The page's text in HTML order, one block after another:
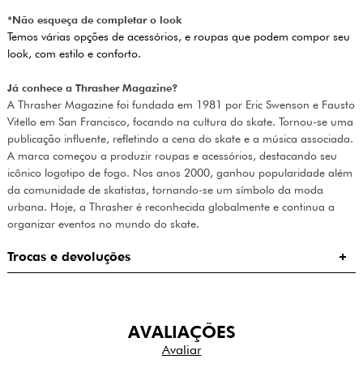
*Não esqueça de completar o look
Temos várias opções de acessórios, e roupas que podem compor seu
look, com estilo e conforto.
Já conhece a Thrasher Magazine?
A Thrasher Magazine foi fundada em 1981 por Eric Swenson e Fausto
Vitello em San Francisco, focando na cultura do skate. Tornou-se uma
publicação influente, refletindo a cena do skate e a música associada.
A marca começou a produzir roupas e acessórios, destacando seu
icônico logotipo de fogo. Nos anos 2000, ganhou popularidade além
da comunidade de skatistas, tornando-se um símbolo da moda
urbana. Hoje, a Thrasher é reconhecida globalmente e continua a
organizar eventos no mundo do skate.
Trocas e devoluções
AVALIAÇÕES